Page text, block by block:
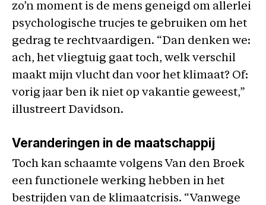
zo’n moment is de mens geneigd om allerlei
psychologische trucjes te gebruiken om het
gedrag te rechtvaardigen. “Dan denken we:
ach, het vliegtuig gaat toch, welk verschil
maakt mijn vlucht dan voor het klimaat? Of:
vorig jaar ben ik niet op vakantie geweest,”
illustreert Davidson.
Veranderingen in de maatschappij
Toch kan schaamte volgens Van den Broek
een functionele werking hebben in het
bestrijden van de klimaatcrisis. “Vanwege